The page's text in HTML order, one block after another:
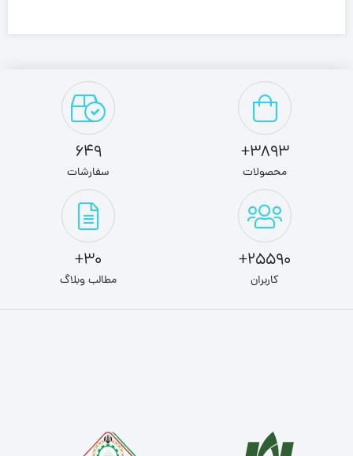
3893+
محصولات
649
سفارشات
25590+
کاربران
30+
مطالب وبلاگ